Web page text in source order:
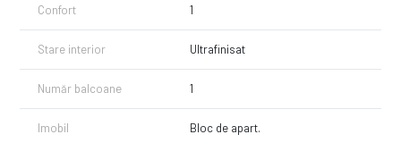
superior în utilizarea de zi cu zi.
Dotări
se vinde complet mobilat și utilat;
mobilier modern, de calitate;
Confort 1
Stare interior Ultrafinisat
Număr balcoane 1
Imobil Bloc de apart.